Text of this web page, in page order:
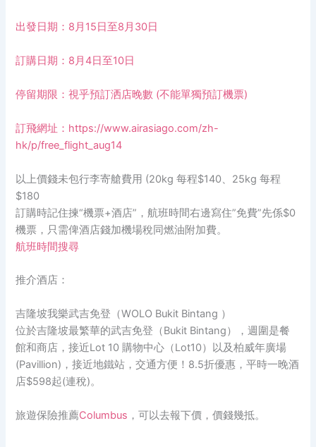
出發日期：8月15日至8月30日
訂購日期：8月4日至10日
停留期限：視乎預訂洒店晚數 (不能單獨預訂機票)
訂飛網址： https://www.airasiago.com/zh-
hk/p/free_flight_aug14
以上價錢未包行李寄艙費用 (20kg 每程$140、25kg 每程
$180
訂購時記住揀“機票+酒店”，航班時間右邊寫住”免費”先係$0
機票，只需俾酒店錢加機場稅同燃油附加費。
航班時間搜尋
推介酒店：
吉隆坡我樂武吉免登（WOLO Bukit Bintang ）
位於吉隆坡最繁華的武吉免登（Bukit Bintang），週圍是餐
館和商店，接近Lot 10 購物中心（Lot10）以及柏威年廣場
(Pavillion)，接近地鐵站，交通方便！ 8.5折優惠，平時一晚酒
店$598起(連稅)。
旅遊保險推薦Columbus ，可以去報下價，價錢幾抵。